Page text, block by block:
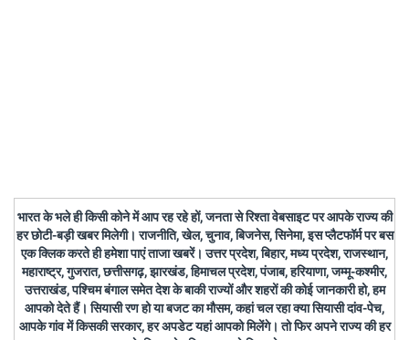
भारत के भले ही किसी कोने में आप रह रहे हों, जनता से रिश्ता वेबसाइट पर आपके राज्य की
हर छोटी-बड़ी खबर मिलेगी। राजनीति, खेल, चुनाव, बिजनेस, सिनेमा, इस प्लैटफॉर्म पर बस
एक क्लिक करते ही हमेशा पाएं ताजा खबरें। उत्तर प्रदेश, बिहार, मध्य प्रदेश, राजस्थान,
महाराष्ट्र, गुजरात, छत्तीसगढ़, झारखंड, हिमाचल प्रदेश, पंजाब, हरियाणा, जम्मू-कश्मीर,
उत्तराखंड, पश्चिम बंगाल समेत देश के बाकी राज्यों और शहरों की कोई जानकारी हो, हम
आपको देते हैं। सियासी रण हो या बजट का मौसम, कहां चल रहा क्या सियासी दांव-पेच,
आपके गांव में किसकी सरकार, हर अपडेट यहां आपको मिलेंगे। तो फिर अपने राज्य की हर